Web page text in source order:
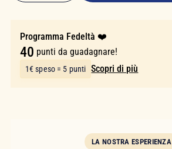
Programma Fedeltà ❤️
40 punti da guadagnare!
1€ speso = 5 punti Scopri di più
LA NOSTRA ESPERIENZA